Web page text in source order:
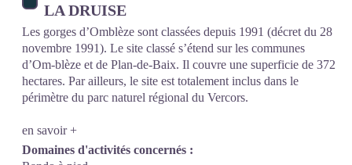
LA DRUISE
Les gorges d’Omblèze sont classées depuis 1991 (décret du 28
novembre 1991). Le site classé s’étend sur les communes
d’Om-blèze et de Plan-de-Baix. Il couvre une superficie de 372
hectares. Par ailleurs, le site est totalement inclus dans le
périmètre du parc naturel régional du Vercors.
en savoir +
Domaines d'activités concernés :